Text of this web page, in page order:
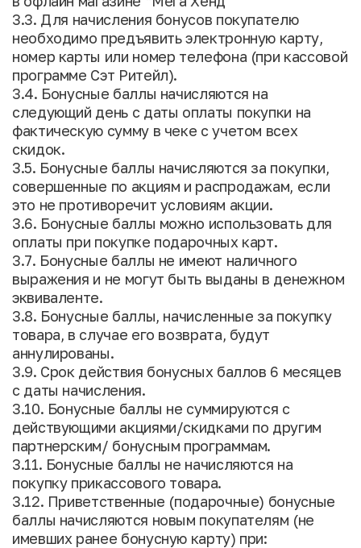
3.3. Для начисления бонусов покупателю
необходимо предъявить электронную карту,
номер карты или номер телефона (при кассовой
программе Сэт Ритейл).
3.4. Бонусные баллы начисляются на
следующий день с даты оплаты покупки на
фактическую сумму в чеке с учетом всех
скидок.
3.5. Бонусные баллы начисляются за покупки,
совершенные по акциям и распродажам, если
это не противоречит условиям акции.
3.6. Бонусные баллы можно использовать для
оплаты при покупке подарочных карт.
3.7. Бонусные баллы не имеют наличного
выражения и не могут быть выданы в денежном
эквиваленте.
3.8. Бонусные баллы, начисленные за покупку
товара, в случае его возврата, будут
аннулированы.
3.9. Срок действия бонусных баллов 6 месяцев
с даты начисления.
3.10. Бонусные баллы не суммируются с
действующими акциями/скидками по другим
партнерским/ бонусным программам.
3.11. Бонусные баллы не начисляются на
покупку прикассового товара.
3.12. Приветственные (подарочные) бонусные
баллы начисляются новым покупателям (не
имевших ранее бонусную карту) при: